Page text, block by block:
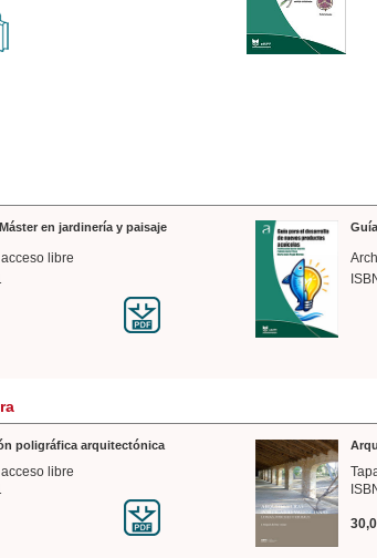
en jardinería y paisaje
libre
poligráfica arquitectónica
libre